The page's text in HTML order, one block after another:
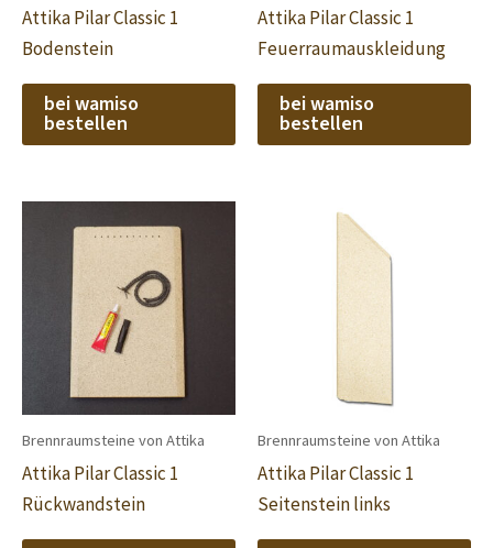
Attika Pilar Classic 1
Bodenstein
bei wamiso
bestellen
Attika Pilar Classic 1
Feuerraumauskleidung
bei wamiso
bestellen
Brennraumsteine von Attika
Attika Pilar Classic 1
Rückwandstein
Brennraumsteine von Attika
Attika Pilar Classic 1
Seitenstein links